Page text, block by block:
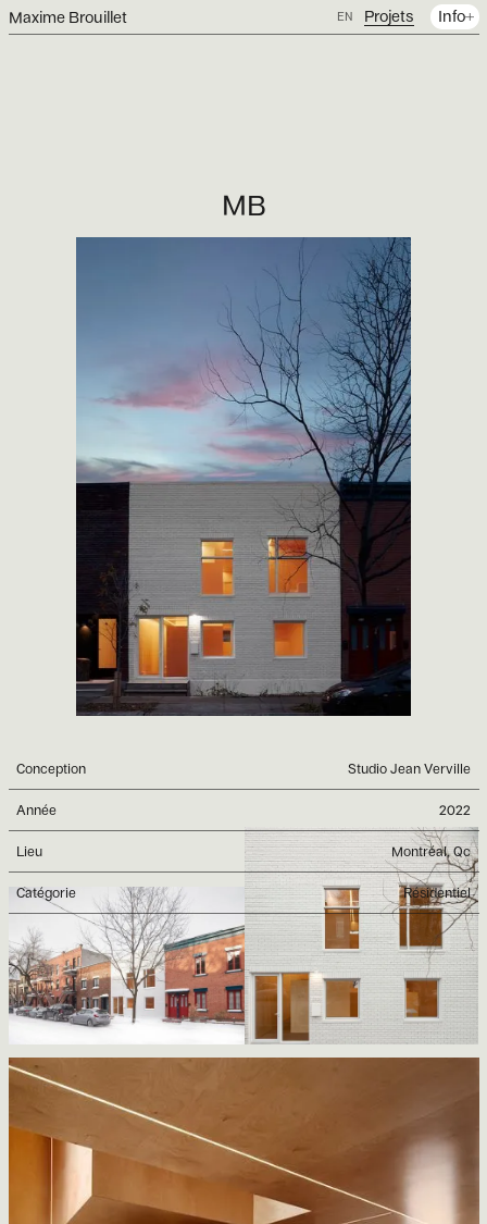
Maxime Brouillet EN Projets Info
MB
Conception Studio Jean Verville
Année 2022
Lieu Montréal, Qc
Catégorie Résidentiel